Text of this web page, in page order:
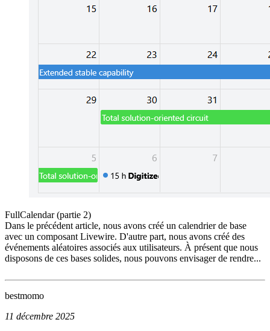
FullCalendar (partie 2)
Dans le précédent article, nous avons créé un calendrier de base
avec un composant Livewire. D'autre part, nous avons créé des
événements aléatoires associés aux utilisateurs. À présent que nous
disposons de ces bases solides, nous pouvons envisager de rendre...
bestmomo
11 décembre 2025